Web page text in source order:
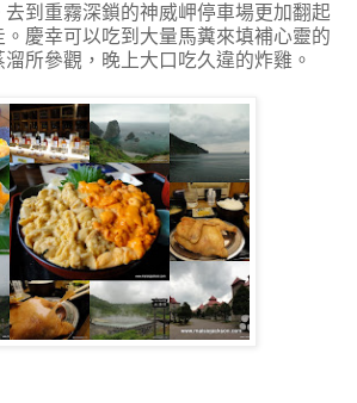
到重霧深鎖的神威岬停車場更加翻起
慶幸可以吃到大量馬糞來填補心靈的
所參觀，晚上大口吃久違的炸雞。